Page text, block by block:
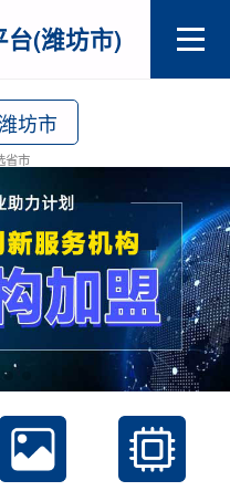
(潍坊市)
坊市
省市